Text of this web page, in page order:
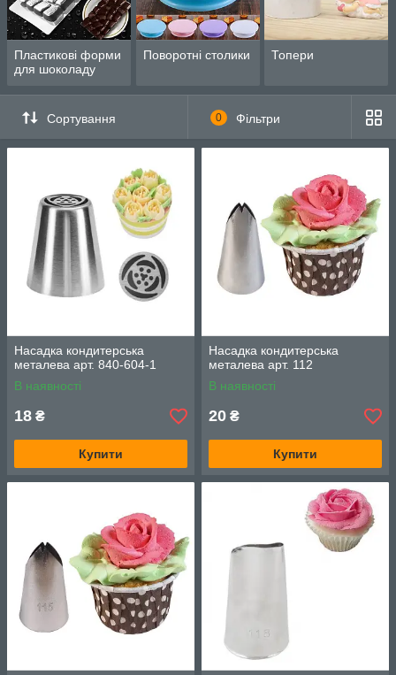
Пластикові форми
для шоколаду
Поворотні столики Топери
Сортування 0 Фільтри
Насадка кондитерська
металева арт. 840-604-1
В наявності
18 ₴
Купити
Насадка кондитерська
металева арт. 112
В наявності
20 ₴
Купити